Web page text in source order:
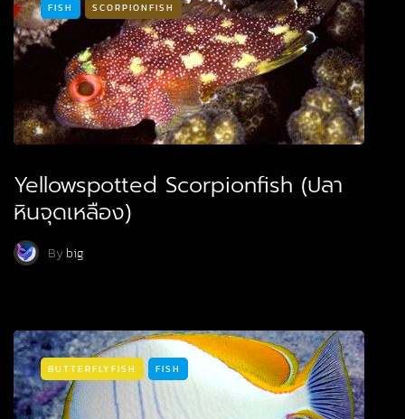
FISH SCORPIONFISH
Yellowspotted Scorpionfish (ปลา
หินจุดเหลือง)
Bybig
BUTTERFLYFISH FISH